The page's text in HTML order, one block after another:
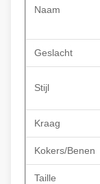
Naam
Geslacht
Stijl
Kraag
Kokers/Benen
Taille